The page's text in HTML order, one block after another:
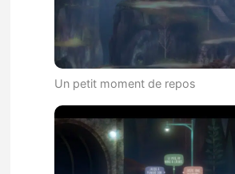
Un petit moment de repos